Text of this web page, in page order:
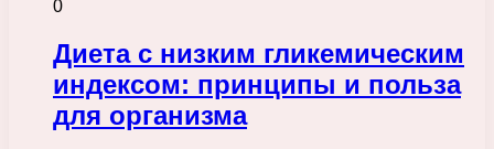
0
Диета с низким гликемическим
индексом: принципы и польза
для организма